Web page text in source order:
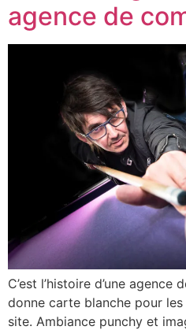
agence de
C’est l’histoire d’une
donne carte blanche pour
site. Ambiance punchy et